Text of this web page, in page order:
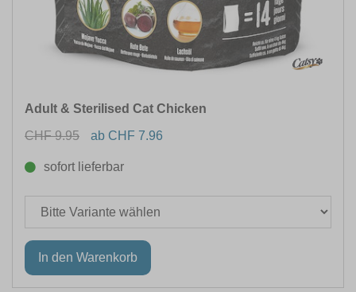
Adult & Sterilised Cat Chicken
CHF 9.95
ab CHF 7.96
sofort lieferbar